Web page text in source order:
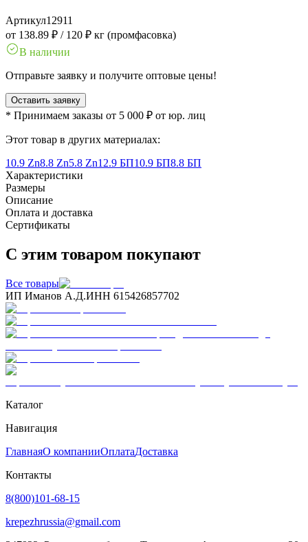
Артикул12911
от 138.89 ₽ / 120 ₽ кг (промфасовка)
В наличии
Отправьте заявку и получите оптовые цены!
Оставить заявку
* Принимаем заказы от 5 000 ₽ от юр. лиц
Этот товар в других материалах:
10.9 Zn8.8 Zn5.8 Zn12.9 БП10.9 БП8.8 БП
Характеристики
Размеры
Описание
Оплата и доставка
Сертификаты
С этим товаром покупают
Все товары
ИП Иманов А.Д.ИНН 615426857702
Каталог
Навигация
ГлавнаяО компанииОплатаДоставка
Контакты
8(800)101-68-15
krepezhrussia@gmail.com